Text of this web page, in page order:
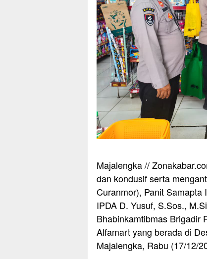
Majalengka //
dan kondusif serta
Curanmor), Panit Samapta
IPDA D. Yusuf, S.Sos.,
Bhabinkamtibmas Brigadir
Alfamart yang berada di
Majalengka, Rabu (17/12/